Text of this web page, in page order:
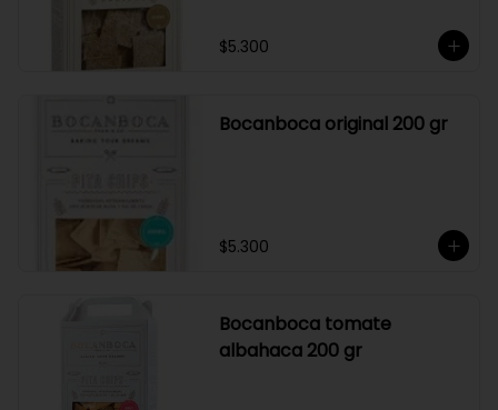
$5.300
Bocanboca original 200 gr
$5.300
Bocanboca tomate
albahaca 200 gr